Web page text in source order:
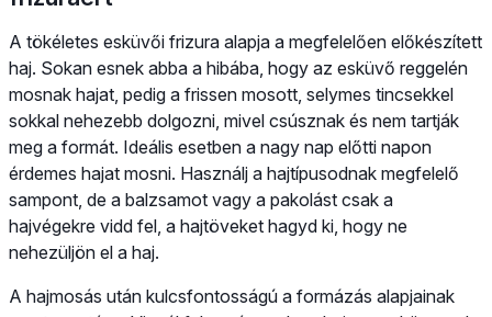
A tökéletes esküvői frizura alapja a megfelelően előkészített
haj. Sokan esnek abba a hibába, hogy az esküvő reggelén
mosnak hajat, pedig a frissen mosott, selymes tincsekkel
sokkal nehezebb dolgozni, mivel csúsznak és nem tartják
meg a formát. Ideális esetben a nagy nap előtti napon
érdemes hajat mosni. Használj a hajtípusodnak megfelelő
sampont, de a balzsamot vagy a pakolást csak a
hajvégekre vidd fel, a hajtöveket hagyd ki, hogy ne
nehezüljön el a haj.
A hajmosás után kulcsfontosságú a formázás alapjainak